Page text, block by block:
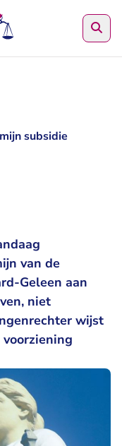
subsidie
van de
Geleen aan
niet
wijst